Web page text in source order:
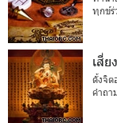
ทุกข์ร่
เสี่ย
ตั้งจิต
คำถา